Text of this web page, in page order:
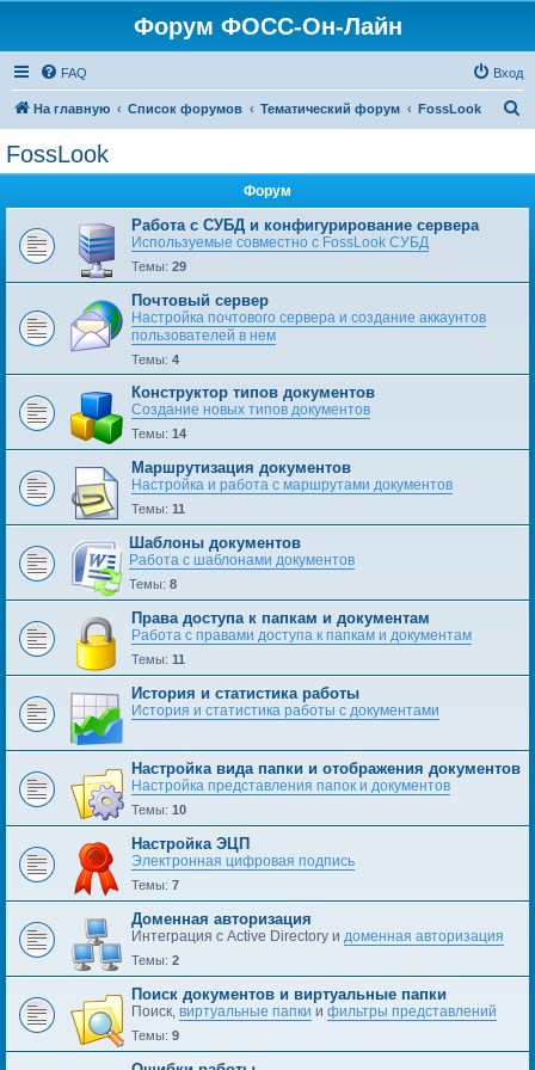
Форум ФОСС-Он-Лайн
FAQ Вход
На главную Список форумов Тематический форум FossLook
FossLook
Форум
Работа с СУБД и конфигурирование сервера
Используемые совместно с FossLook СУБД
Темы: 29
Почтовый сервер
Настройка почтового сервера и создание аккаунтов
пользователей в нем
Темы: 4
Конструктор типов документов
Создание новых типов документов
Темы: 14
Маршрутизация документов
Настройка и работа с маршрутами документов
Темы: 11
Шаблоны документов
Работа с шаблонами документов
Темы: 8
Права доступа к папкам и документам
Работа с правами доступа к папкам и документам
Темы: 11
История и статистика работы
История и статистика работы с документами
Настройка вида папки и отображения документов
Настройка представления папок и документов
Темы: 10
Настройка ЭЦП
Электронная цифровая подпись
Темы: 7
Доменная авторизация
Интеграция с Active Directory и доменная авторизация
Темы: 2
Поиск документов и виртуальные папки
Поиск, виртуальные папки и фильтры представлений
Темы: 9